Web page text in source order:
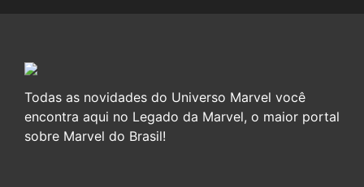
Todas as novidades do Universo Marvel você
encontra aqui no Legado da Marvel, o maior portal
sobre Marvel do Brasil!